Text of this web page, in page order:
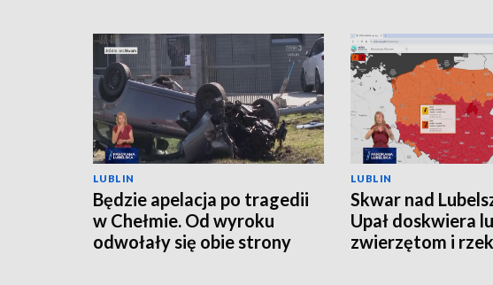
LUBLIN
Będzie apelacja po tragedii
w Chełmie. Od wyroku
odwołały się obie strony
LUBLIN
Skwar nad
Upał doskwiera
zwierzętom i